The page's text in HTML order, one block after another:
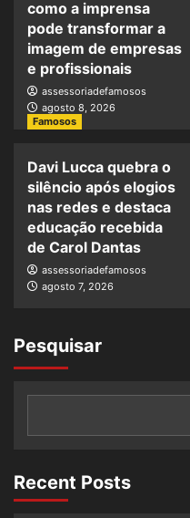
como a imprensa
pode transformar a
imagem de empresas
e profissionais
assessoriadefamosos
agosto 8, 2026
Famosos
Davi Lucca quebra o
silêncio após elogios
nas redes e destaca
educação recebida
de Carol Dantas
assessoriadefamosos
agosto 7, 2026
Pesquisar
Recent Posts